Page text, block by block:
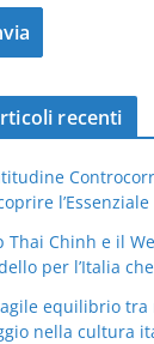
recenti
l’Essenziale
Thai Chinh e il
per l’Italia
equilibrio tra
nella cultura